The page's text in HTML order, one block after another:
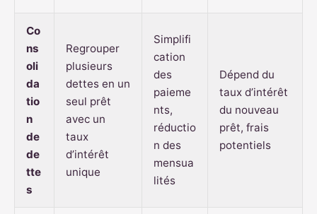
Co
ns
oli
da
tio
n
de
de
tte
s
Regrouper
plusieurs
dettes en un
seul prêt
avec un
taux
d’intérêt
unique
Simplifi
cation
des
paieme
nts,
réductio
n des
mensua
lités
Dépend du
taux d’intérêt
du nouveau
prêt, frais
potentiels